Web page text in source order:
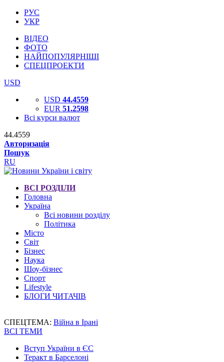
РУС
УКР
ВІДЕО
ФОТО
НАЙПОПУЛЯРНІШІ
СПЕЦПРОЕКТИ
USD
USD 44.4559
EUR 51.2598
Всі курси валют
44.4559
Авторизація
Пошук
RU
ВСІ РОЗДІЛИ
Головна
Україна
Всі новини розділу
Політика
Місто
Світ
Бізнес
Наука
Шоу-бізнес
Спорт
Lifestyle
БЛОГИ ЧИТАЧІВ
СПЕЦТЕМА: Війна в Ірані
ВСІ ТЕМИ
Вступ України в ЄС
Теракт в Барселоні